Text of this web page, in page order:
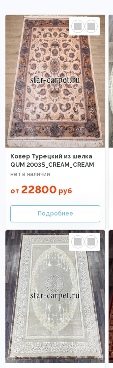
Ковер Турецкий из шелка
QUM 2003S_CREAM_CREAM
от 22800 руб